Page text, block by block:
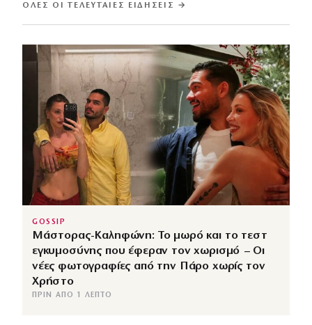
ΌΛΕΣ ΟΙ ΤΕΛΕΥΤΑΊΕΣ ΕΙΔΉΣΕΙΣ →
GOSSIP
Μάστορας-Καληφώνη: Το μωρό και το τεστ
εγκυμοσύνης που έφεραν τον χωρισμό – Οι
νέες φωτογραφίες από την Πάρο χωρίς τον
Χρήστο
ΠΡΙΝ ΑΠΌ 1 ΛΕΠΤΌ